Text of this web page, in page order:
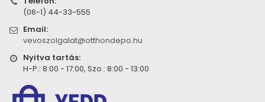
(06-1) 44-33-555
Email:
vevoszolgalat@otthondepo.hu
Nyitva tartás:
H-P.: 8:00 - 17:00, Szo.: 8:00 - 13:00